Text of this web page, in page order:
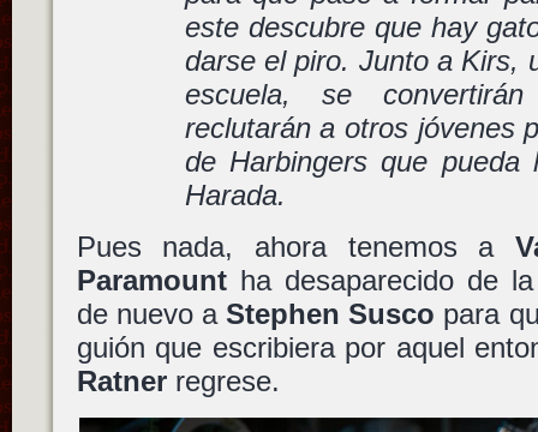
este descubre que hay
darse el piro. Junto a Kirs,
escuela, se
reclutarán a otros jóvenes
de Harbingers que pueda
Harada.
Pues nada, ahora tenemos a
Paramountha desaparecido de la
de nuevo aStephen Susco para
guión que escribiera por aquel
Ratnerregrese.